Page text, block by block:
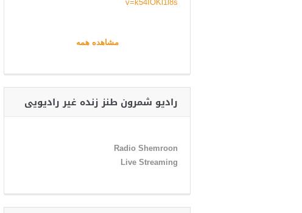
v=k54IOKl1l8s
مشاهده همه
رادیو شمرون طنز زنده غیر رادیویی
Radio Shemroon
Live Streaming